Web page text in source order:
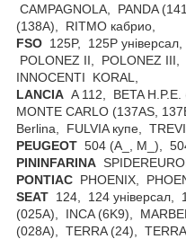
CAMPAGNOLA, PANDA
(138A), RITMO кабрио,
FSO 125P, 125P
POLONEZ II, POLONEZ III,
INNOCENTI KORAL,
LANCIA A 112, BETA
MONTE CARLO (137AS,
Berlina, FULVIA купе,
PEUGEOT 504 (A_, M_),
PININFARINA
PONTIAC PHOENIX,
SEAT 124, 124
(025A), INCA (6K9),
(028A), TERRA (24),